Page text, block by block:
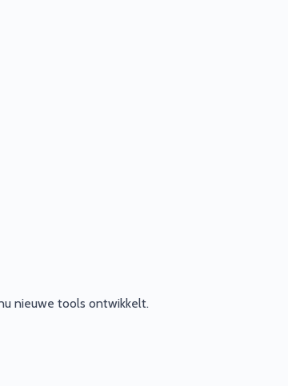
nieuwe tools ontwikkelt.